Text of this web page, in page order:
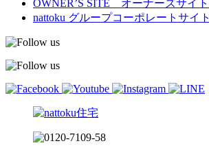
OWNER’S SITE オーナーズサイト
nattoku グループコーポレートサイト